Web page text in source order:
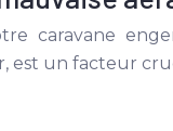
caravane
est un facteur